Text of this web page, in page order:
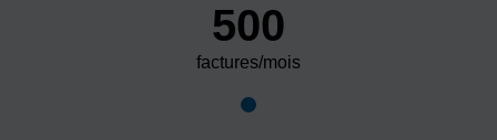
500
factures/mois